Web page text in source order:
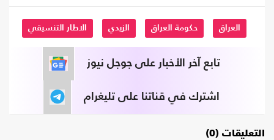
العراق حكومة العراق الزيدي الاطار التنسيقي
تابع آخر الأخبار على جوجل نيوز
اشترك في قناتنا على تليغرام
التعليقات (0)